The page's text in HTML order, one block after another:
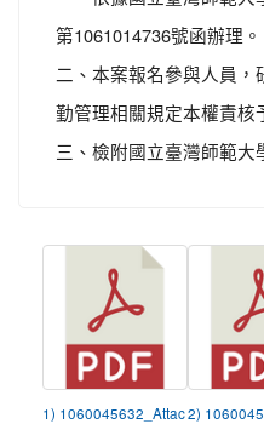
第1061014736號函辦理。
二、本案報名參與人員
勤管理相關規定本權責核
三、檢附國立臺灣師範大
1) 1060045632_Attac2)